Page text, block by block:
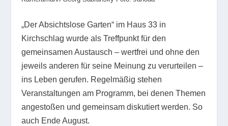
„Der Absichtslose Garten“ im Haus 33 in
Kirchschlag wurde als Treffpunkt für den
gemeinsamen Austausch – wertfrei und ohne den
jeweils anderen für seine Meinung zu verurteilen –
ins Leben gerufen. Regelmäßig stehen
Veranstaltungen am Programm, bei denen Themen
angestoßen und gemeinsam diskutiert werden. So
auch Ende August.